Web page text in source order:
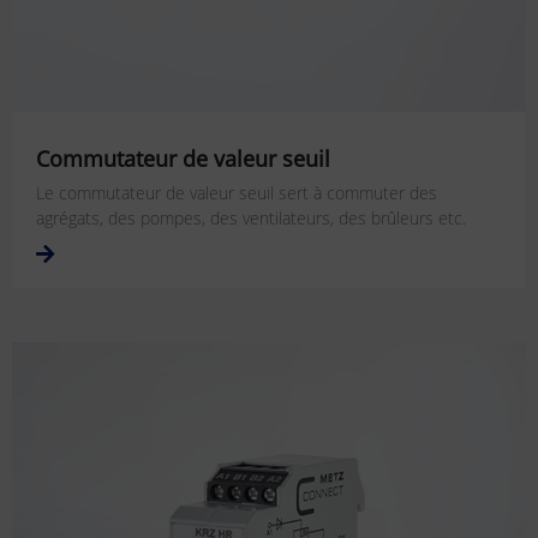
Commutateur de valeur seuil
Le commutateur de valeur seuil sert à commuter des
agrégats, des pompes, des ventilateurs, des brûleurs etc.